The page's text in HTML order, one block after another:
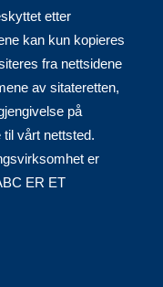
etter
kan kun kopieres
fra nettsidene
av sitateretten,
på
vårt nettsted.
er
ER ET